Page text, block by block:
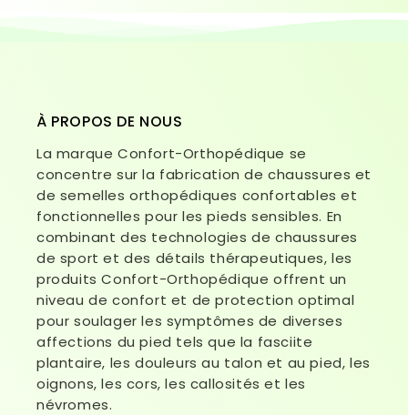
À PROPOS DE NOUS
La marque Confort-Orthopédique se
concentre sur la fabrication de chaussures et
de semelles orthopédiques confortables et
fonctionnelles pour les pieds sensibles. En
combinant des technologies de chaussures
de sport et des détails thérapeutiques, les
produits Confort-Orthopédique offrent un
niveau de confort et de protection optimal
pour soulager les symptômes de diverses
affections du pied tels que la fasciite
plantaire, les douleurs au talon et au pied, les
oignons, les cors, les callosités et les
névromes.